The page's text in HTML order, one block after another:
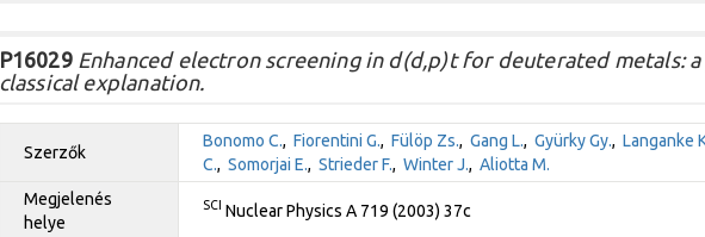
P16029Enhanced electron screening in d(d,p)t for deuterated metals:
classical explanation.
Szerzők
Bonomo C., Fiorentini G., Fülöp Zs., Gang L., Gyürky Gy., Langanke
C., Somorjai E., Strieder F., Winter J., Aliotta M.
Megjelenés
helye
SCI Nuclear Physics A 719 (2003) 37c